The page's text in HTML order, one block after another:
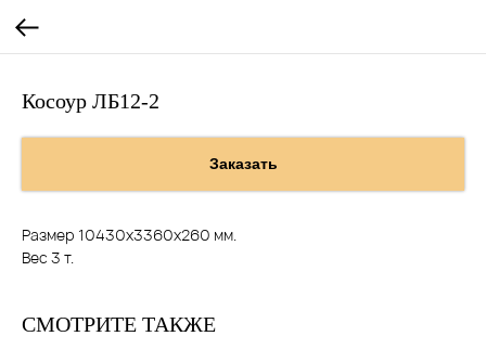
Косоур ЛБ12-2
Заказать
Размер 10430х3360х260 мм.
Вес 3 т.
СМОТРИТЕ ТАКЖЕ